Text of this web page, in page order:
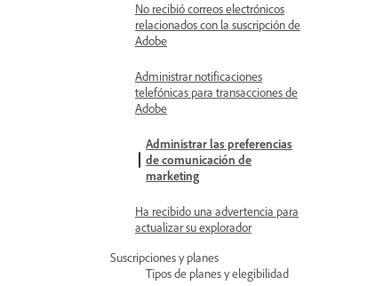
No recibió correos electrónicos
relacionados con la suscripción de
Adobe
Administrar notificaciones
telefónicas para transacciones de
Adobe
Administrar las preferencias
de comunicación de
marketing
Ha recibido una advertencia para
actualizar su explorador
Suscripciones y planes
Tipos de planes y elegibilidad